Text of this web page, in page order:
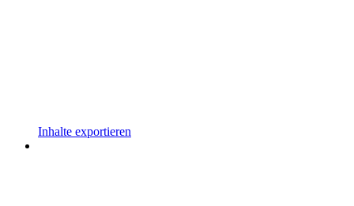
Inhalte exportieren